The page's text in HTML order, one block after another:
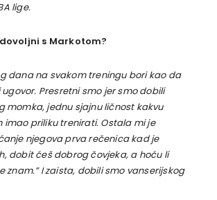
lige.
s Markotom?
dana na svakom treningu bori kao da
Presretni smo jer smo dobili
momka, jednu sjajnu ličnost kakvu
imao priliku trenirati. Ostala mi je
njegova prva rečenica kad je
dobit ćeš dobrog čovjeka, a hoću li
znam.” I zaista, dobili smo vanserijskog